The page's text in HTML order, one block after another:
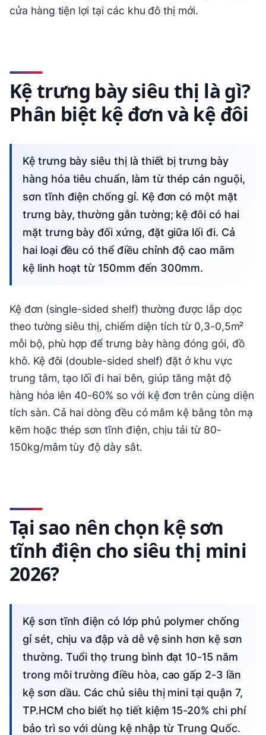
cửa hàng tiện lợi tại các khu đô thị mới.
Kệ trưng bày siêu thị là gì?
Phân biệt kệ đơn và kệ đôi
Kệ trưng bày siêu thị là thiết bị trưng bày
hàng hóa tiêu chuẩn, làm từ thép cán nguội,
sơn tĩnh điện chống gỉ. Kệ đơn có một mặt
trưng bày, thường gắn tường; kệ đôi có hai
mặt trưng bày đối xứng, đặt giữa lối đi. Cả
hai loại đều có thể điều chỉnh độ cao mâm
kệ linh hoạt từ 150mm đến 300mm.
Kệ đơn (single-sided shelf) thường được lắp dọc
theo tường siêu thị, chiếm diện tích từ 0,3-0,5m²
mỗi bộ, phù hợp để trưng bày hàng đóng gói, đồ
khô. Kệ đôi (double-sided shelf) đặt ở khu vực
trung tâm, tạo lối đi hai bên, giúp tăng mật độ
hàng hóa lên 40-60% so với kệ đơn trên cùng diện
tích sàn. Cả hai dòng đều có mâm kệ bằng tôn mạ
kẽm hoặc thép sơn tĩnh điện, chịu tải từ 80-
150kg/mâm tùy độ dày sắt.
Tại sao nên chọn kệ sơn
tĩnh điện cho siêu thị mini
2026?
Kệ sơn tĩnh điện có lớp phủ polymer chống
gỉ sét, chịu va đập và dễ vệ sinh hơn kệ sơn
thường. Tuổi thọ trung bình đạt 10-15 năm
trong môi trường điều hòa, cao gấp 2-3 lần
kệ sơn dầu. Các chủ siêu thị mini tại quận 7,
TP.HCM cho biết họ tiết kiệm 15-20% chi phí
bảo trì so với dùng kệ nhập từ Trung Quốc.